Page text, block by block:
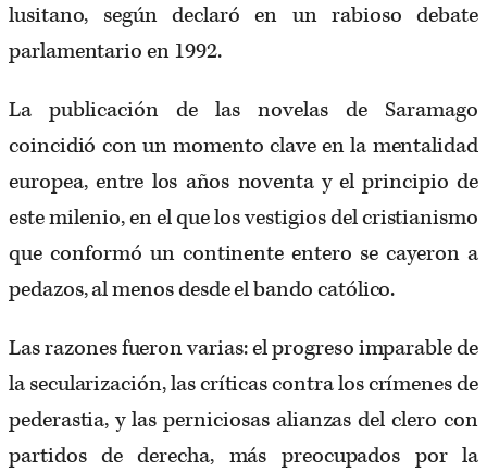
lusitano, según declaró en un rabioso debate
parlamentario en 1992.
La publicación de las novelas de Saramago
coincidió con un momento clave en la mentalidad
europea, entre los años noventa y el principio de
este milenio, en el que los vestigios del cristianismo
que conformó un continente entero se cayeron a
pedazos, al menos desde el bando católico.
Las razones fueron varias: el progreso imparable de
la secularización, las críticas contra los crímenes de
pederastia, y las perniciosas alianzas del clero con
partidos de derecha, más preocupados por la